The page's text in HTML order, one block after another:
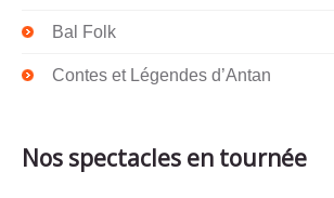
Bal Folk
Contes et Légendes d’Antan
Nos spectacles en tournée